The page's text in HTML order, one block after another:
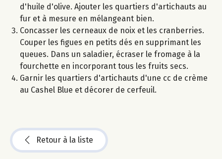
d'huile d'olive. Ajouter les quartiers d'artichauts au
fur et à mesure en mélangeant bien.
Concasser les cerneaux de noix et les cranberries.
Couper les figues en petits dés en supprimant les
queues. Dans un saladier, écraser le fromage à la
fourchette en incorporant tous les fruits secs.
Garnir les quartiers d'artichauts d'une cc de crème
au Cashel Blue et décorer de cerfeuil.
Retour à la liste